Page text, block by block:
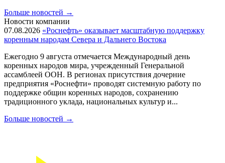
Больше новостей →
Новости компании
07.08.2026 «Роснефть» оказывает масштабную поддержку
коренным народам Севера и Дальнего Востока
Ежегодно 9 августа отмечается Международный день
коренных народов мира, учрежденный Генеральной
ассамблеей ООН. В регионах присутствия дочерние
предприятия «Роснефти» проводят системную работу по
поддержке общин коренных народов, сохранению
традиционного уклада, национальных культур и...
Больше новостей →